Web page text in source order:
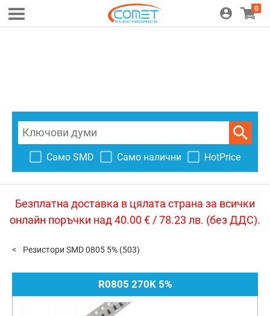
0
Само SMD Само налични HotPrice
Безплатна доставка в цялата страна за всички
онлайн поръчки над 40.00 € / 78.23 лв. (без ДДС).
Резистори SMD 0805 5% (503)
R0805 270K 5%